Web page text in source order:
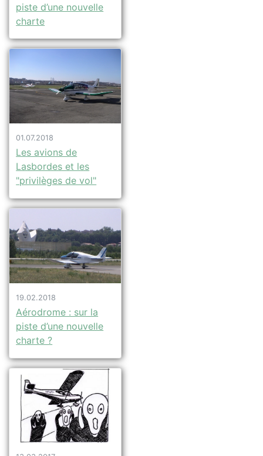
piste d’une nouvelle
charte
01.07.2018
Les avions de
Lasbordes et les
"privilèges de vol"
19.02.2018
Aérodrome : sur la
piste d’une nouvelle
charte ?